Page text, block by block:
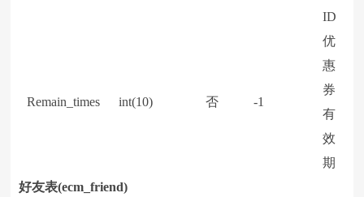
ID
Remain_times int(10) 否 -1
优
惠
券
有
效
期
好友表(ecm_friend)